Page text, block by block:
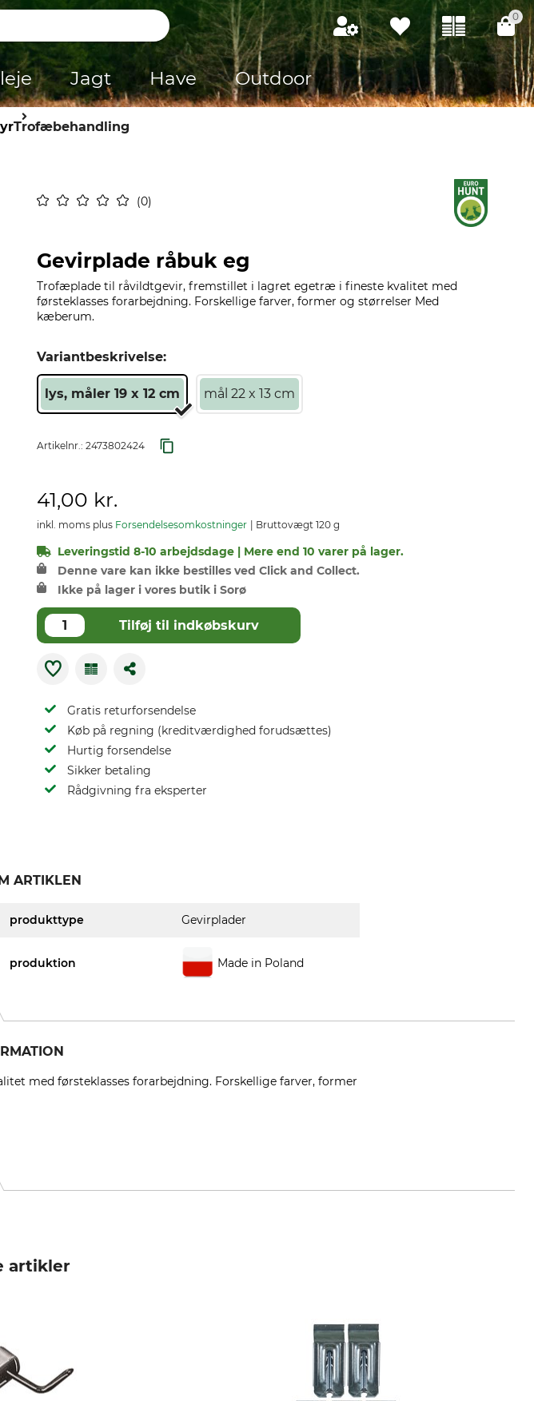
0
Jagt Have Outdoor
Trofæbehandling
0
Gevirplade råbuk eg
Trofæplade til råvildtgevir, fremstillet i lagret egetræ i fineste kvalitet med
førsteklasses forarbejdning. Forskellige farver, former og størrelser Med
kæberum.
Variantbeskrivelse:
lys, måler 19 x 12 cm mål 22 x 13 cm
Artikelnr.: 2473802424
41,00 kr.
inkl. moms plus Forsendelsesomkostninger Bruttovægt 120 g
Leveringstid 8-10 arbejdsdage | Mere end 10 varer på lager.
Denne vare kan ikke bestilles ved Click and Collect.
Ikke på lager i vores butik i Sorø
Tilføj til indkøbskurv
Gratis returforsendelse
Køb på regning (kreditværdighed forudsættes)
Hurtig forsendelse
Sikker betaling
Rådgivning fra eksperter
ARTIKLEN
produkttype Gevirplader
produktion Made in Poland
med førsteklasses forarbejdning. Forskellige farver, former
artikler